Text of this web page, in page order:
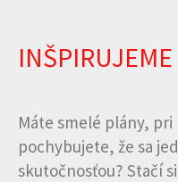
Máte smelé plány,
pochybujete, že sa
skutočnosťou? Stačí